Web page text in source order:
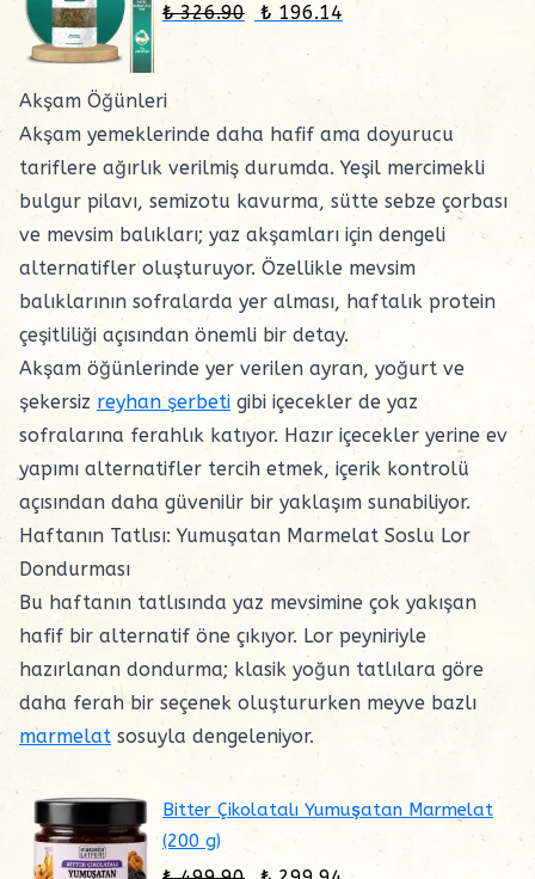
₺ 326.90 ₺ 196.14
Akşam Öğünleri
Akşam yemeklerinde daha hafif ama doyurucu
tariflere ağırlık verilmiş durumda. Yeşil mercimekli
bulgur pilavı, semizotu kavurma, sütte sebze çorbası
ve mevsim balıkları; yaz akşamları için dengeli
alternatifler oluşturuyor. Özellikle mevsim
balıklarının sofralarda yer alması, haftalık protein
çeşitliliği açısından önemli bir detay.
Akşam öğünlerinde yer verilen ayran, yoğurt ve
şekersiz reyhan şerbeti gibi içecekler de yaz
sofralarına ferahlık katıyor. Hazır içecekler yerine ev
yapımı alternatifler tercih etmek, içerik kontrolü
açısından daha güvenilir bir yaklaşım sunabiliyor.
Haftanın Tatlısı: Yumuşatan Marmelat Soslu Lor
Dondurması
Bu haftanın tatlısında yaz mevsimine çok yakışan
hafif bir alternatif öne çıkıyor. Lor peyniriyle
hazırlanan dondurma; klasik yoğun tatlılara göre
daha ferah bir seçenek oluştururken meyve bazlı
marmelat sosuyla dengeleniyor.
Bitter Çikolatalı Yumuşatan Marmelat
(200 g)